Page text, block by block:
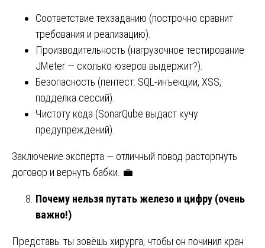
Соответствие техзаданию (построчно сравнит
требования и реализацию).
Производительность (нагрузочное тестирование
JMeter — сколько юзеров выдержит?).
Безопасность (пентест: SQL-инъекции, XSS,
подделка сессий).
Чистоту кода (SonarQube выдаст кучу
предупреждений).
Заключение эксперта — отличный повод расторгнуть
договор и вернуть бабки. 💼
Почему нельзя путать железо и цифру (очень
важно!)
Представь: ты зовёшь хирурга, чтобы он починил кран